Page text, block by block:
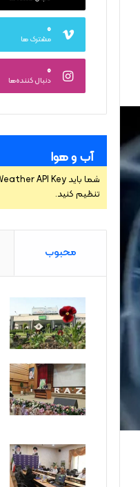
۰
مشترک ها
۰
دنبال کننده‌ها
آب و هوا
تنظیم کنید.
محبوب